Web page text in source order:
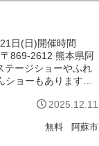
日(日)開催時間
869-2612 熊本県阿
テージショーやふれ
ョーもあります。
2025.12.11
無料 阿蘇市